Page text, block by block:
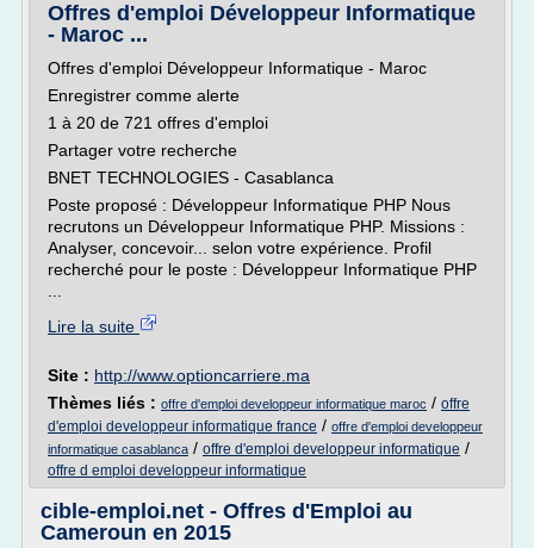
Offres d'emploi Développeur Informatique
- Maroc ...
Offres d'emploi Développeur Informatique - Maroc
Enregistrer comme alerte
1 à 20 de 721 offres d'emploi
Partager votre recherche
BNET TECHNOLOGIES - Casablanca
Poste proposé : Développeur Informatique PHP Nous
recrutons un Développeur Informatique PHP. Missions :
Analyser, concevoir... selon votre expérience. Profil
recherché pour le poste : Développeur Informatique PHP
Lire la suite
Site : http://www.optioncarriere.ma
Thèmes liés : offre d'emploi developpeur informatique maroc / offre
d'emploi developpeur informatique france / offre d'emploi developpeur
informatique casablanca / offre d'emploi developpeur informatique /
offre d emploi developpeur informatique
cible-emploi.net - Offres d'Emploi au
Cameroun en 2015